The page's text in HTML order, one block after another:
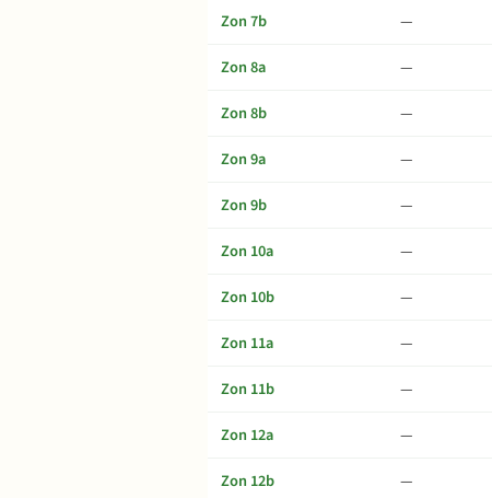
Zon 7b
—
Zon 8a
—
Zon 8b
—
Zon 9a
—
Zon 9b
—
Zon 10a
—
Zon 10b
—
Zon 11a
—
Zon 11b
—
Zon 12a
—
Zon 12b
—